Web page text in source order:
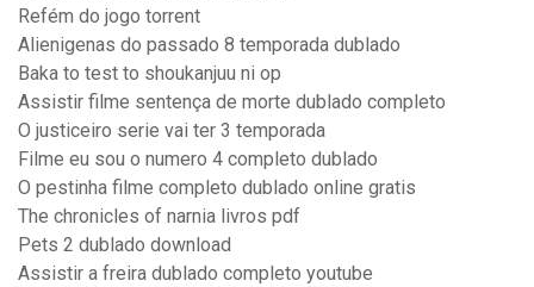
Refém do jogo torrent
Alienigenas do passado 8 temporada dublado
Baka to test to shoukanjuu ni op
Assistir filme sentença de morte dublado completo
O justiceiro serie vai ter 3 temporada
Filme eu sou o numero 4 completo dublado
O pestinha filme completo dublado online gratis
The chronicles of narnia livros pdf
Pets 2 dublado download
Assistir a freira dublado completo youtube